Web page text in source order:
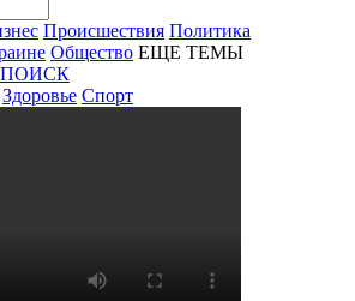
Происшествия Политика
Общество ЕЩЕ ТЕМЫ
ПОИСК
Здоровье Спорт